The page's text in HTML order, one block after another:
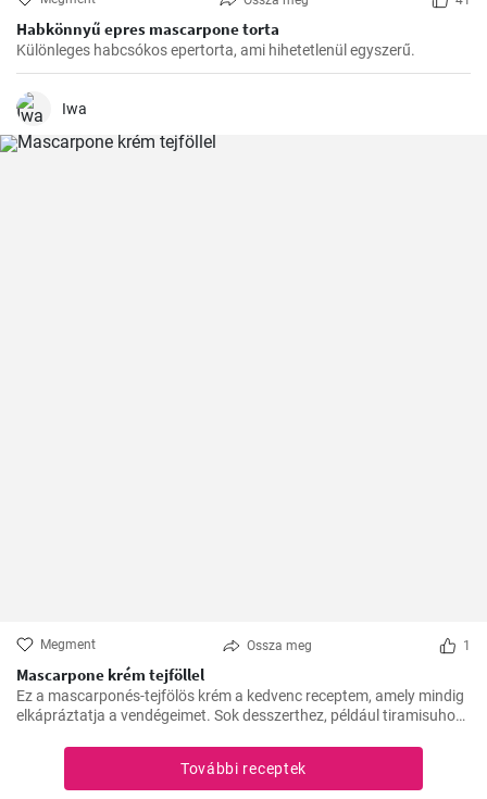
Habkönnyű epres mascarpone torta
Különleges habcsókos epertorta, ami hihetetlenül egyszerű.
Iwa
Megment Ossza meg 1
Mascarpone krém tejföllel
Ez a mascarponés-tejfölös krém a kedvenc receptem, amely mindig
elkápráztatja a vendégeimet. Sok desszerthez, például tiramisuhoz
További receptek